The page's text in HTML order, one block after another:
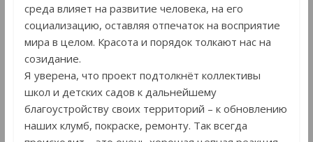
среда влияет на развитие человека, на его
социализацию, оставляя отпечаток на восприятие
мира в целом. Красота и порядок толкают нас на
созидание.
Я уверена, что проект подтолкнёт коллективы
школ и детских садов к дальнейшему
благоустройству своих территорий – к обновлению
наших клумб, покраске, ремонту. Так всегда